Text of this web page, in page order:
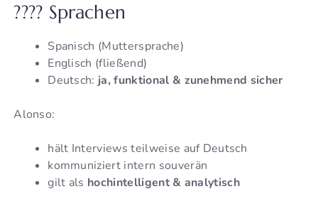
????️ Sprachen
Spanisch (Muttersprache)
Englisch (fließend)
Deutsch:ja, funktional & zunehmend sicher
Alonso:
hält Interviews teilweise auf Deutsch
kommuniziert intern souverän
gilt als hochintelligent & analytisch